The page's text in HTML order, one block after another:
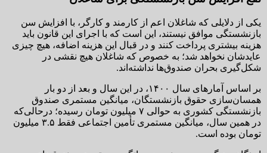
یکی از دلایلی که شاغلان اعم از کارمند و کارگر، با افزایش سن
بازنشستگی موافق نیستند، این است که با اجرای این قانون باید
هزینه بیشتری پرداخت کنند و در قبال این هزینه اضافه، هیچ چیزی
عایدشان نخواهد شد؛ به خصوص که شاغلان هیچ نقشی در
شکل‌گیری بحران صندوق‌ها نداشته‌اند.
بر اساس آمارهای سال ۱۴۰۰، در این سال و بعد از دو بار
همسان‌سازی حقوق بازنشستگان، میانگین مستمری صندوق
بازنشستگی کشوری به حوالی ۷ میلیون تومان رسیده؛ درحالی‌که
در همین سال، میانگین مستمری تأمین اجتماعی فقط ۳.۵ میلیون
تومان بوده است.